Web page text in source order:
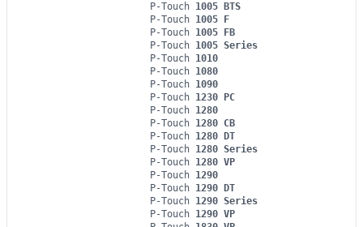
P-Touch 1005 BTS
P-Touch 1005 F
P-Touch 1005 FB
P-Touch 1005 Series
P-Touch 1010
P-Touch 1080
P-Touch 1090
P-Touch 1230 PC
P-Touch 1280
P-Touch 1280 CB
P-Touch 1280 DT
P-Touch 1280 Series
P-Touch 1280 VP
P-Touch 1290
P-Touch 1290 DT
P-Touch 1290 Series
P-Touch 1290 VP